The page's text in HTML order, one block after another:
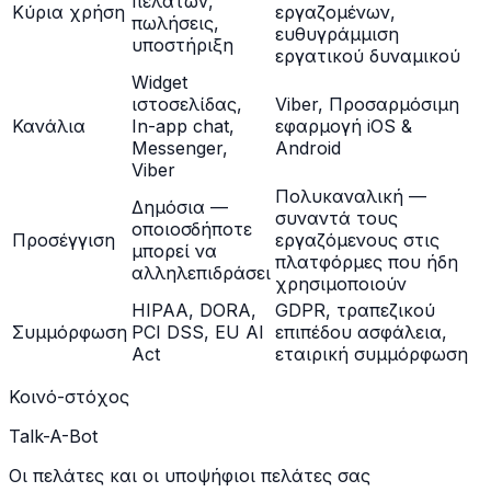
Κύρια χρήση πωλήσεις,
υποστήριξη
εργαζομένων,
ευθυγράμμιση
εργατικού δυναμικού
Κανάλια
Widget
ιστοσελίδας,
In-app chat,
Messenger,
Viber
Viber, Προσαρμόσιμη
εφαρμογή iOS &
Android
Προσέγγιση
Δημόσια —
οποιοσδήποτε
μπορεί να
αλληλεπιδράσει
Πολυκαναλική —
συναντά τους
εργαζόμενους στις
πλατφόρμες που ήδη
χρησιμοποιούν
Συμμόρφωση
HIPAA, DORA,
PCI DSS, EU AI
Act
GDPR, τραπεζικού
επιπέδου ασφάλεια,
εταιρική συμμόρφωση
Κοινό-στόχος
Talk-A-Bot
Οι πελάτες και οι υποψήφιοι πελάτες σας